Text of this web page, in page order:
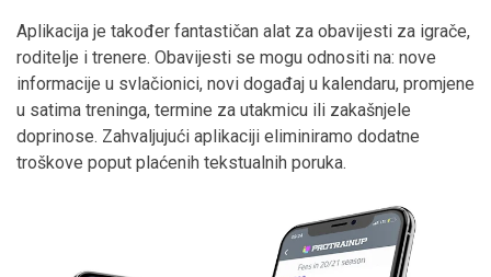
Aplikacija je također fantastičan alat za obavijesti za igrače,
roditelje i trenere. Obavijesti se mogu odnositi na: nove
informacije u svlačionici, novi događaj u kalendaru, promjene
u satima treninga, termine za utakmicu ili zakašnjele
doprinose. Zahvaljujući aplikaciji eliminiramo dodatne
troškove poput plaćenih tekstualnih poruka.